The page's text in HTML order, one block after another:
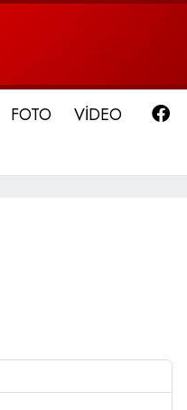
FOTO VİDEO